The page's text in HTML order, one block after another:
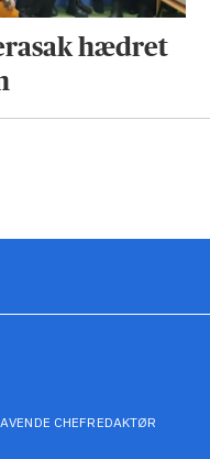
hædret
CHEFREDAKTØR